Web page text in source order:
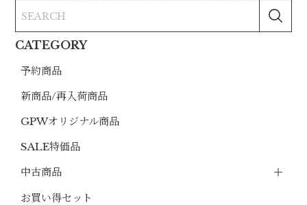
CATEGORY
予約商品
新商品/再入荷商品
GPWオリジナル商品
SALE特価品
中古商品
お買い得セット